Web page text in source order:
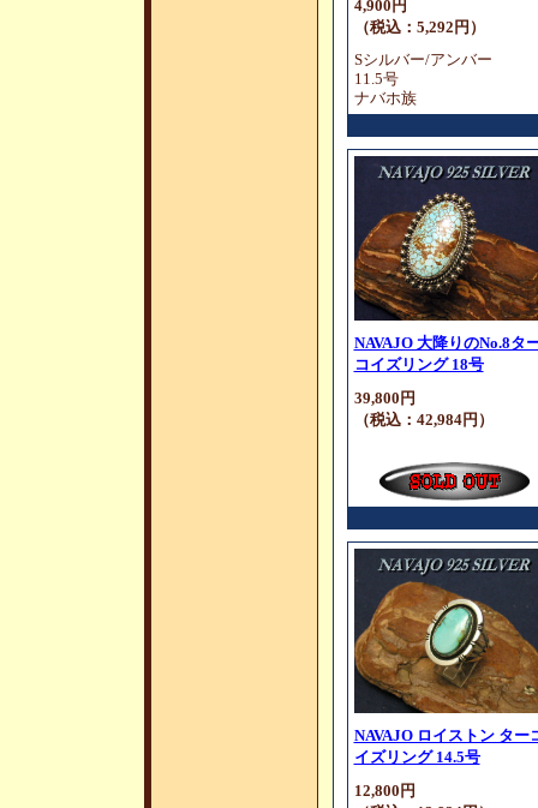
4,900円
（税込：5,292円）
Sシルバー/アンバー
11.5号
ナバホ族
NAVAJO 大降りのNo.8タ
コイズリング 18号
39,800円
（税込：42,984円）
NAVAJO ロイストン ター
イズリング 14.5号
12,800円